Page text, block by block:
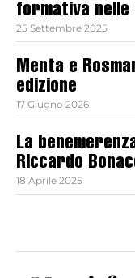
formativa nelle
25 Settembre 2025
Menta e
edizione
17 Giugno 2026
La
Riccardo
18 Aprile 2025